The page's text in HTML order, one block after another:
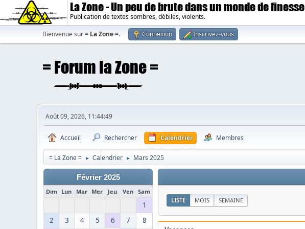
La Zone - Un peu de brute dans un monde de finesse
Publication de textes sombres, débiles, violents.
Bienvenue sur= La Zone =. Connexion Inscrivez-vous
Août 09, 2026, 11:44:49
Accueil Rechercher Calendrier Membres
= La Zone = ► Calendrier ► Mars 2025
Février 2025
Dim Lun Mar Mer Jeu Ven Sam
1
2
3 4 5 6 7
8
LISTE MOIS SEMAINE